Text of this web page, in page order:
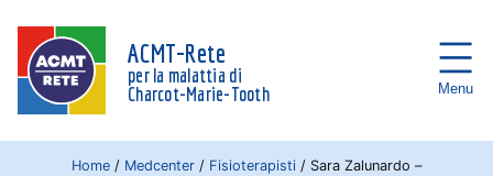
ACMT-Rete
per la malattia di
Charcot-Marie-Tooth
Menu
Home / Medcenter / Fisioterapisti / Sara Zalunardo –